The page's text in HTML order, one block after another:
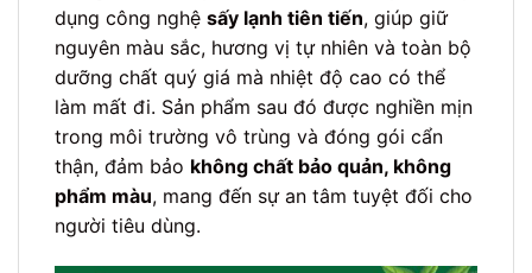
dụng công nghệ sấy lạnh tiên tiến, giúp giữ
nguyên màu sắc, hương vị tự nhiên và toàn bộ
dưỡng chất quý giá mà nhiệt độ cao có thể
làm mất đi. Sản phẩm sau đó được nghiền mịn
trong môi trường vô trùng và đóng gói cẩn
thận, đảm bảo không chất bảo quản, không
phẩm màu, mang đến sự an tâm tuyệt đối cho
người tiêu dùng.